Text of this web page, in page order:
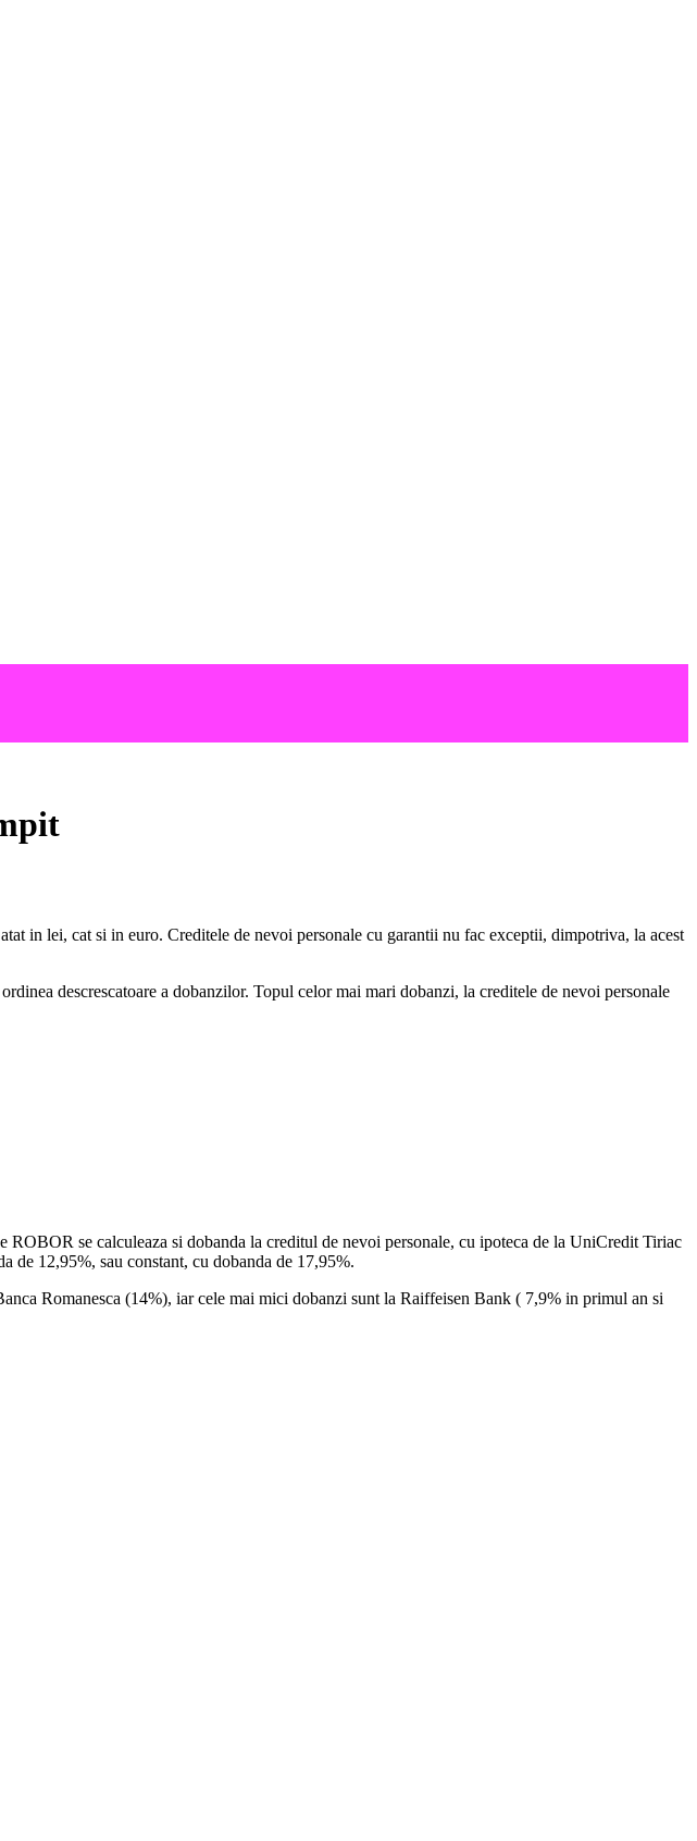
in lei, cat si in euro. Creditele de nevoi personale cu garantii nu fac exceptii, dimpotriva, la acest
descrescatoare a dobanzilor. Topul celor mai mari dobanzi, la creditele de nevoi personale
se calculeaza si dobanda la creditul de nevoi personale, cu ipoteca de la UniCredit Tiriac
12,95%, sau constant, cu dobanda de 17,95%.
Romanesca (14%), iar cele mai mici dobanzi sunt la Raiffeisen Bank ( 7,9% in primul an si